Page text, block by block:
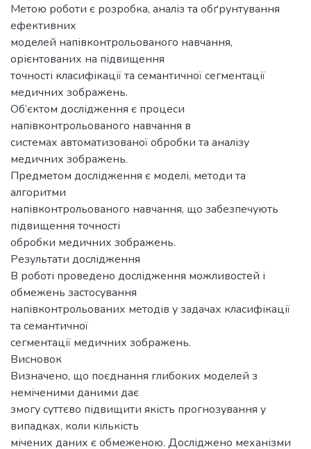
Метою роботи є розробка, аналіз та обґрунтування
ефективних
моделей напівконтрольованого навчання,
орієнтованих на підвищення
точності класифікації та семантичної сегментації
медичних зображень.
Об’єктом дослідження є процеси
напівконтрольованого навчання в
системах автоматизованої обробки та аналізу
медичних зображень.
Предметом дослідження є моделі, методи та
алгоритми
напівконтрольованого навчання, що забезпечують
підвищення точності
обробки медичних зображень.
Результати дослідження
В роботі проведено дослідження можливостей і
обмежень застосування
напівконтрольованих методів у задачах класифікації
та семантичної
сегментації медичних зображень.
Висновок
Визначено, що поєднання глибоких моделей з
неміченими даними дає
змогу суттєво підвищити якість прогнозування у
випадках, коли кількість
мічених даних є обмеженою. Досліджено механізми